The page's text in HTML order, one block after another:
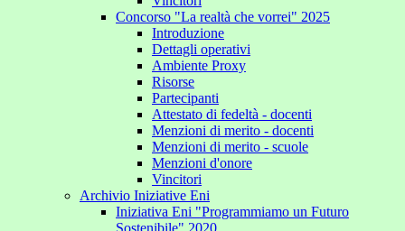
Concorso "La realtà che vorrei" 2025
Introduzione
Dettagli operativi
Ambiente Proxy
Risorse
Partecipanti
Attestato di fedeltà - docenti
Menzioni di merito - docenti
Menzioni di merito - scuole
Menzioni d'onore
Vincitori
Archivio Iniziative Eni
Iniziativa Eni "Programmiamo un Futuro
Sostenibile" 2020